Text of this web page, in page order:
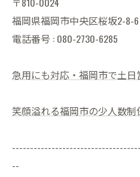
福岡県福岡市中央区桜坂2-8-6
電話番号 : 080-2730-6285
急用にも対応・福岡市で土日
笑顔溢れる福岡市の少人数制
--